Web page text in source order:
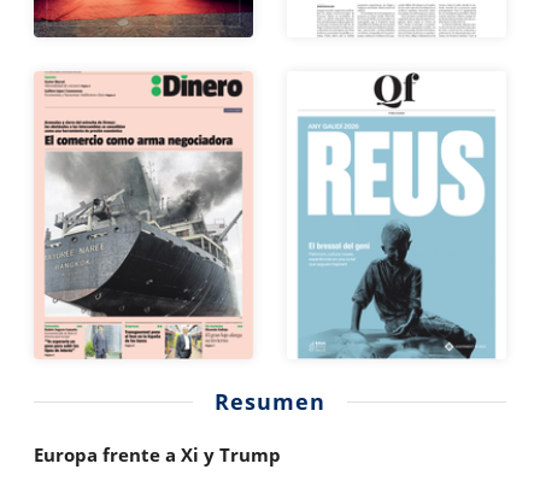
Resumen
Europa frente a Xi y Trump